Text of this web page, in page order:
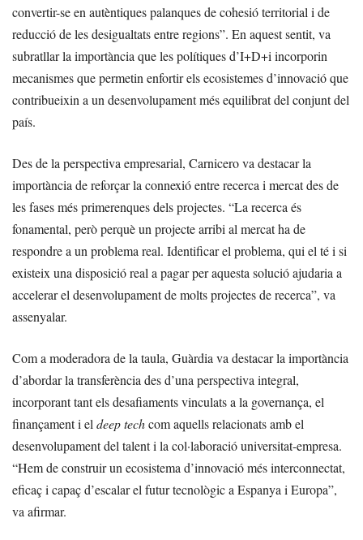
convertir-se en autèntiques palanques de cohesió territorial i de
reducció de les desigualtats entre regions”. En aquest sentit, va
subratllar la importància que les polítiques d’I+D+i incorporin
mecanismes que permetin enfortir els ecosistemes d’innovació que
contribueixin a un desenvolupament més equilibrat del conjunt del
país.
Des de la perspectiva empresarial, Carnicero va destacar la
importància de reforçar la connexió entre recerca i mercat des de
les fases més primerenques dels projectes. “La recerca és
fonamental, però perquè un projecte arribi al mercat ha de
respondre a un problema real. Identificar el problema, qui el té i si
existeix una disposició real a pagar per aquesta solució ajudaria a
accelerar el desenvolupament de molts projectes de recerca”, va
assenyalar.
Com a moderadora de la taula, Guàrdia va destacar la importància
d’abordar la transferència des d’una perspectiva integral,
incorporant tant els desafiaments vinculats a la governança, el
finançament i eldeep techcom aquells relacionats amb el
desenvolupament del talent i la col·laboració universitat-empresa.
“Hem de construir un ecosistema d’innovació més interconnectat,
eficaç i capaç d’escalar el futur tecnològic a Espanya i Europa”,
va afirmar.